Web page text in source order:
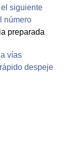
siguiente
número
preparada
vías
despeje